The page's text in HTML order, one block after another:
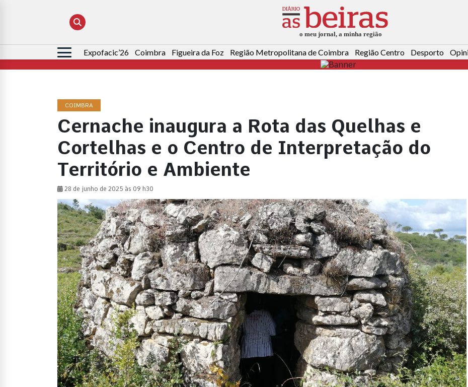
Pesquisar
por:
Expofacic’26 Coimbra Figueira da Foz Região Metropolitana de Coimbra Região Centro Desporto
COIMBRA
Cernache inaugura a Rota das Quelhas e
Cortelhas e o Centro de Interpretação do
Território e Ambiente
28 de junho de 2025 às 09 h30